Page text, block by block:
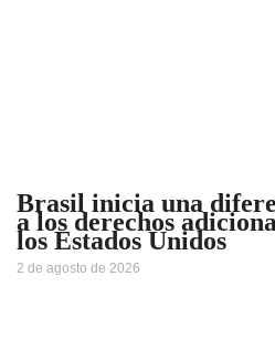
Brasil inicia una
a los derechos
los Estados Unidos
2 de agosto de 2026